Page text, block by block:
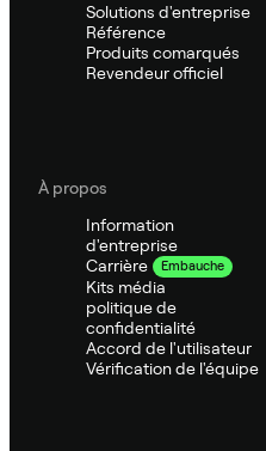
Solutions d'entreprise
Référence
Produits comarqués
Revendeur officiel
À propos
Information
d'entreprise
Carrière
Embauche
Kits média
politique de
confidentialité
Accord de l'utilisateur
Vérification de l'équipe